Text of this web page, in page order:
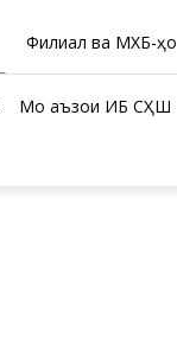
Филиал ва МХБ-ҳо
Мо аъзои ИБ СҲШ